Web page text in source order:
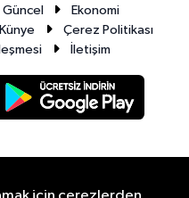
Güncel
Ekonomi
Künye
Çerez Politikası
İletişim